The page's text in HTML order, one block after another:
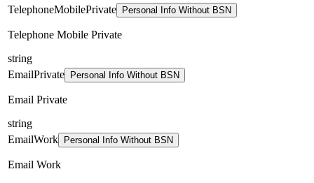
TelephoneMobilePrivate
Personal Info Without BSN
Telephone Mobile Private
string
EmailPrivate
Personal Info Without BSN
Email Private
string
EmailWork
Personal Info Without BSN
Email Work